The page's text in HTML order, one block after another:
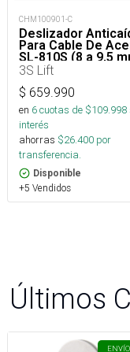
CHM100901-C
Deslizador
Para Cable De
SL-810S (8 a 9,5
3S Lift
$ 659.990
en 6cuotas de $109.998
interés
ahorras $26.400 por
transferencia.
Disponible
+5 Vendidos
Últimos
ENVÍO